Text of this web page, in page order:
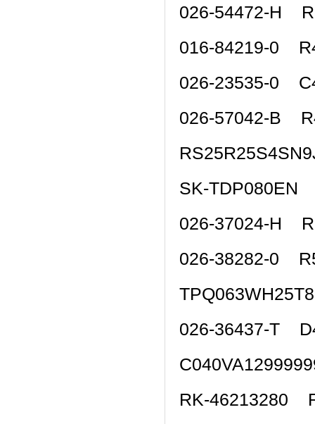
026-54472-H
016-84219-0
026-23535-0
026-57042-B
SK-TDP080EN
026-37024-H
026-38282-0
026-36437-T
RK-46213280